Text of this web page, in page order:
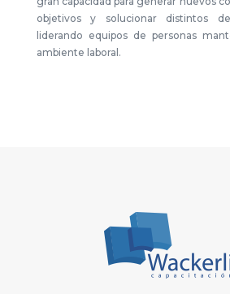
objetivos y solucionar distintos
liderando equipos de personas
ambiente laboral.